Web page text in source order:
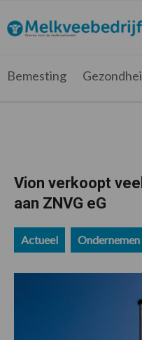
de
hoofdnavigatie
de
hoofd
de
eerste
de
voettekst
Melkveebedrijf.be
Nieuws
melkveehouder
Bemesting
Vion verkoopt
aan ZNVG eG
Actueel Ondernemen